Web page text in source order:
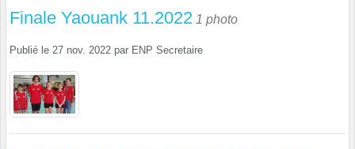
Finale Yaouank 11.2022 1 photo
Publié le 27 nov. 2022 par ENP Secretaire